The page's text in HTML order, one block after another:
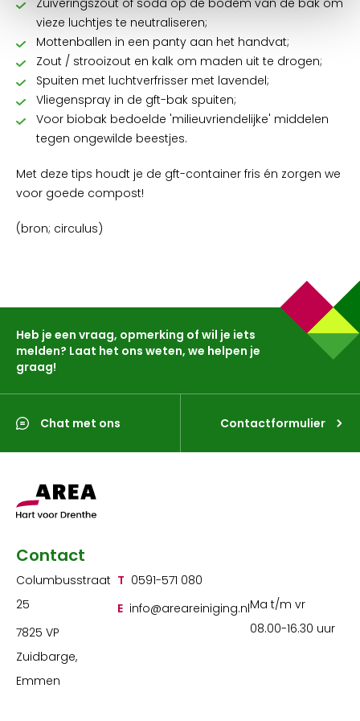
vieze luchtjes te neutraliseren;
Mottenballen in een panty aan het handvat;
Zout / strooizout en kalk om maden uit te drogen;
Spuiten met luchtverfrisser met lavendel;
Vliegenspray in de gft-bak spuiten;
Voor biobak bedoelde 'milieuvriendelijke' middelen
tegen ongewilde beestjes.
Met deze tips houdt je de gft-container fris én zorgen we
voor goede compost!
(bron; circulus)
Heb je een vraag, opmerking of wil je iets
melden? Laat het ons weten, we helpen je
graag!
Chat met ons Contactformulier
Contact
Columbusstraat
25
7825 VP
Zuidbarge,
Emmen
T 0591-571 080
E info@areareiniging.nlMa t/m vr
08.00-16.30 uur